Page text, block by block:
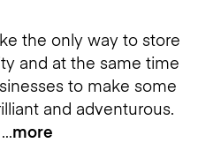
the only way to store
and at the same time
to make some
and adventurous.
more